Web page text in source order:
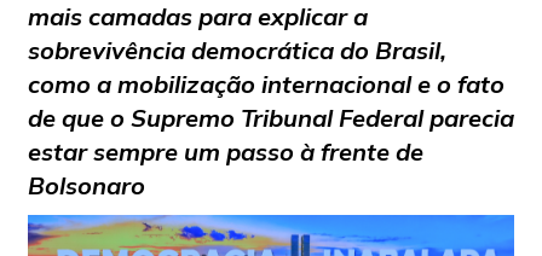
mais camadas para explicar a
sobrevivência democrática do Brasil,
como a mobilização internacional e o fato
de que o Supremo Tribunal Federal parecia
estar sempre um passo à frente de
Bolsonaro